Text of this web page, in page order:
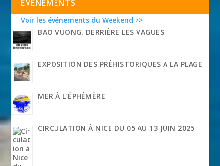
EVÉNEMENTS
Voir les événements du Weekend >>
BAO VUONG, DERRIÈRE LES VAGUES
EXPOSITION DES PRÉHISTORIQUES À LA PLAGE
MER À L’ÉPHÉMÈRE
CIRCULATION À NICE DU 05 AU 13 JUIN 2025